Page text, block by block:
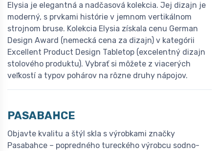
Elysia je elegantná a nadčasová kolekcia. Jej dizajn je
moderný, s prvkami histórie v jemnom vertikálnom
strojnom bruse. Kolekcia Elysia získala cenu German
Design Award (nemecká cena za dizajn) v kategórii
Excellent Product Design Tabletop (excelentný dizajn
stolového produktu). Vybrať si môžete z viacerých
veľkostí a typov pohárov na rôzne druhy nápojov.
PASABAHCE
Objavte kvalitu a štýl skla s výrobkami značky
Pasabahce – popredného tureckého výrobcu sodno-